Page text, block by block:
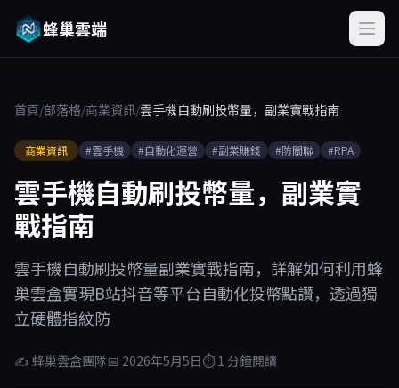
蜂巢雲端
首頁/部落格/商業資訊/雲手機自動刷投幣量，副業實戰指南
商業資訊 #雲手機 #自動化運營 #副業賺錢 #防關聯 #RPA
雲手機自動刷投幣量，副業實
戰指南
雲手機自動刷投幣量副業實戰指南，詳解如何利用蜂
巢雲盒實現B站抖音等平台自動化投幣點讚，透過獨
立硬體指紋防
✍ 蜂巢雲盒團隊📅 2026年5月5日⏱ 1 分鐘閱讀